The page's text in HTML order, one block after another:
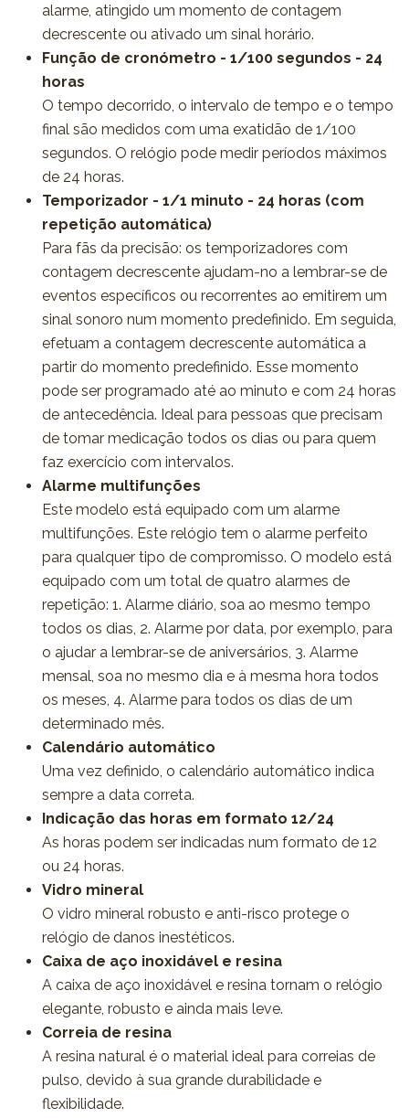
alarme, atingido um momento de contagem
decrescente ou ativado um sinal horário.
Função de cronómetro - 1/100 segundos - 24
horas
O tempo decorrido, o intervalo de tempo e o tempo
final são medidos com uma exatidão de 1/100
segundos. O relógio pode medir períodos máximos
de 24 horas.
Temporizador - 1/1 minuto - 24 horas (com
repetição automática)
Para fãs da precisão: os temporizadores com
contagem decrescente ajudam-no a lembrar-se de
eventos específicos ou recorrentes ao emitirem um
sinal sonoro num momento predefinido. Em seguida,
efetuam a contagem decrescente automática a
partir do momento predefinido. Esse momento
pode ser programado até ao minuto e com 24 horas
de antecedência. Ideal para pessoas que precisam
de tomar medicação todos os dias ou para quem
faz exercício com intervalos.
Alarme multifunções
Este modelo está equipado com um alarme
multifunções. Este relógio tem o alarme perfeito
para qualquer tipo de compromisso. O modelo está
equipado com um total de quatro alarmes de
repetição: 1. Alarme diário, soa ao mesmo tempo
todos os dias, 2. Alarme por data, por exemplo, para
o ajudar a lembrar-se de aniversários, 3. Alarme
mensal, soa no mesmo dia e à mesma hora todos
os meses, 4. Alarme para todos os dias de um
determinado mês.
Calendário automático
Uma vez definido, o calendário automático indica
sempre a data correta.
Indicação das horas em formato 12/24
As horas podem ser indicadas num formato de 12
ou 24 horas.
Vidro mineral
O vidro mineral robusto e anti-risco protege o
relógio de danos inestéticos.
Caixa de aço inoxidável e resina
A caixa de aço inoxidável e resina tornam o relógio
elegante, robusto e ainda mais leve.
Correia de resina
A resina natural é o material ideal para correias de
pulso, devido à sua grande durabilidade e
flexibilidade.